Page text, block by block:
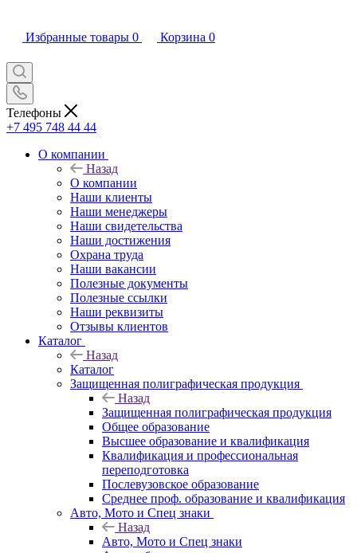
Избранные товары 0 Корзина 0
Телефоны
+7 495 748 44 44
О компании
Назад
О компании
Наши клиенты
Наши менеджеры
Наши свидетельства
Наши достижения
Охрана труда
Наши вакансии
Полезные документы
Полезные ссылки
Наши реквизиты
Отзывы клиентов
Каталог
Назад
Каталог
Защищенная полиграфическая продукция
Назад
Защищенная полиграфическая продукция
Общее образование
Высшее образование и квалификация
Квалификация и профессиональная
переподготовка
Послевузовское образование
Среднее проф. образование и квалификация
Авто, Мото и Спец знаки
Назад
Авто, Мото и Спец знаки